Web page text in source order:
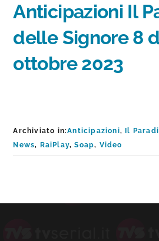
Anticipazioni Il
delle Signore 8
ottobre 2023
Archiviato in:Anticipazioni, Il
News, RaiPlay,Soap, Video